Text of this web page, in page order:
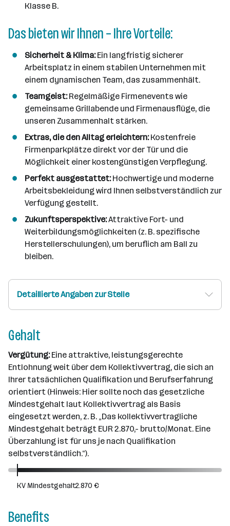
Klasse B.
Das bieten wir Ihnen – Ihre Vorteile:
Sicherheit & Klima:Ein langfristig sicherer
Arbeitsplatz in einem stabilen Unternehmen mit
einem dynamischen Team, das zusammenhält.
Teamgeist:Regelmäßige Firmenevents wie
gemeinsame Grillabende und Firmenausflüge, die
unseren Zusammenhalt stärken.
Extras, die den Alltag erleichtern:Kostenfreie
Firmenparkplätze direkt vor der Tür und die
Möglichkeit einer kostengünstigen Verpflegung.
Perfekt ausgestattet:Hochwertige und moderne
Arbeitsbekleidung wird Ihnen selbstverständlich zur
Verfügung gestellt.
Zukunftsperspektive:Attraktive Fort- und
Weiterbildungsmöglichkeiten (z. B. spezifische
Herstellerschulungen), um beruflich am Ball zu
bleiben.
Detaillierte Angaben zur Stelle
Gehalt
Vergütung:Eine attraktive, leistungsgerechte
Entlohnung weit über dem Kollektivvertrag, die sich an
Ihrer tatsächlichen Qualifikation und Berufserfahrung
orientiert (Hinweis: Hier sollte noch das gesetzliche
Mindestgehalt laut Kollektivvertrag als Basis
eingesetzt werden, z. B. „Das kollektivvertragliche
Mindestgehalt beträgt EUR 2.870,- brutto/Monat. Eine
Überzahlung ist für uns je nach Qualifikation
selbstverständlich.“).
KV Mindestgehalt2.870 €
Benefits